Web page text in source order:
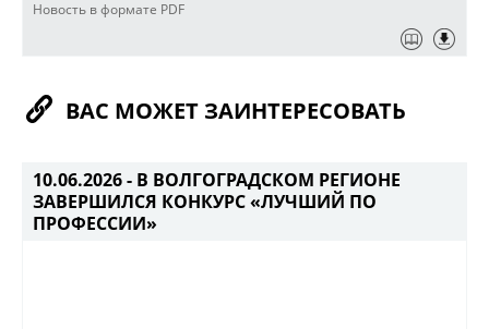
Новость в формате PDF
ВАС МОЖЕТ ЗАИНТЕРЕСОВАТЬ
10.06.2026 - В ВОЛГОГРАДСКОМ РЕГИОНЕ
ЗАВЕРШИЛСЯ КОНКУРС «ЛУЧШИЙ ПО
ПРОФЕССИИ»